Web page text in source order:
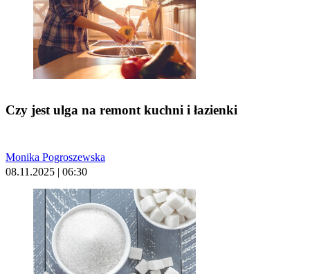
Czy jest ulga na remont kuchni i łazienki
Monika Pogroszewska
08.11.2025 | 06:30